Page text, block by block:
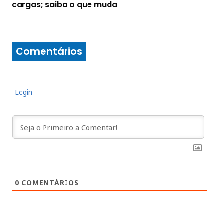
cargas; saiba o que muda
Comentários
Login
0 COMENTÁRIOS